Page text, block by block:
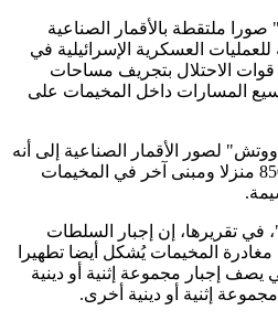
ملتقطة بالأقمار الصناعية
العسكرية الإسرائيلية في
قوات الاحتلال بتجريف مساحات
المسارات داخل المخيمات على
لصور الأقمار الصناعية إلى أنه
بعد ستة أشهر، دُمِّر أكثر من 850 منزلا ومبنى آخر في المخيمات
تقريرها، إن إجبار السلطات
مغادرة المخيمات يُشكل أيضا تطهيرا
إجبار مجموعة إثنية أو دينية
إثنية أو دينية أخرى.